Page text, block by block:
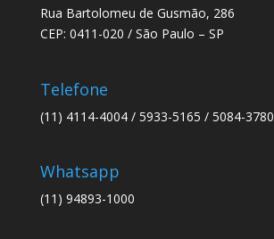
Rua Bartolomeu de Gusmão, 286
CEP: 0411-020 / São Paulo – SP
Telefone
(11) 4114-4004 / 5933-5165 / 5084-3780
Whatsapp
(11) 94893-1000